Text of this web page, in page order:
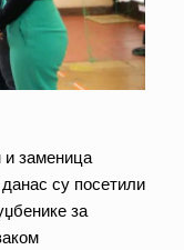
заменица
су посетили
за